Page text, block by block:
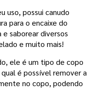
uso, possui canudo
para o encaixe do
saborear diversos
e muito mais!
ele é um tipo de copo
é possível remover a
no copo, podendo